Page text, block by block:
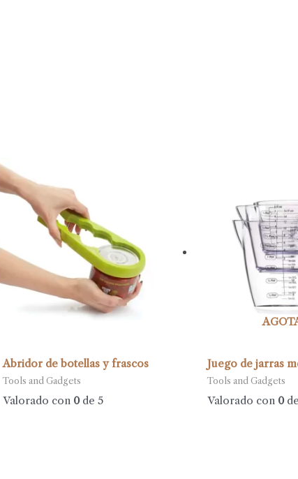
Abridor de botellas y frascos
Tools and Gadgets
Valorado con 0de 5
Juego de jarras
Tools and Gadgets
Valorado con 0